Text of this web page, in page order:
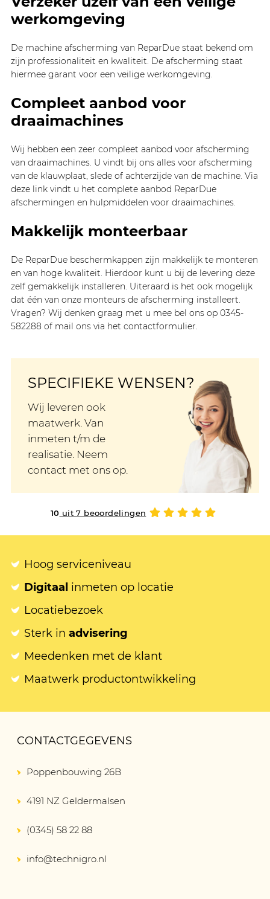
werkomgeving
De machine afscherming van ReparDue staat bekend om
zijn professionaliteit en kwaliteit. De afscherming staat
hiermee garant voor een veilige werkomgeving.
Compleet aanbod voor
draaimachines
Wij hebben een zeer compleet aanbod voor afscherming
van draaimachines. U vindt bij ons alles voor afscherming
van de klauwplaat, slede of achterzijde van de machine. Via
deze link vindt u het complete aanbod ReparDue
afschermingen en hulpmiddelen voor draaimachines.
Makkelijk monteerbaar
De ReparDue beschermkappen zijn makkelijk te monteren
en van hoge kwaliteit. Hierdoor kunt u bij de levering deze
zelf gemakkelijk installeren. Uiteraard is het ook mogelijk
dat één van onze monteurs de afscherming installeert.
Vragen? Wij denken graag met u mee bel ons op 0345-
582288 of mail ons via het contactformulier.
SPECIFIEKE WENSEN?
Wij leveren ook
maatwerk. Van
inmeten t/m de
realisatie. Neem
contact met ons op.
10 uit 7 beoordelingen
Hoog serviceniveau
Digitaal inmeten op locatie
Locatiebezoek
Sterk in advisering
Meedenken met de klant
Maatwerk productontwikkeling
CONTACTGEGEVENS
Poppenbouwing 26B
4191 NZ Geldermalsen
(0345) 58 22 88
info@technigro.nl